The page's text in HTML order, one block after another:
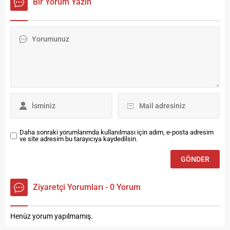
Uzmanı Prof. Dr. Bilgi Baca
Çakmakçı, sanatçının tedavi
yönelik eleştirileri gündeme
Bir Yorum Yazın
Daha sonraki yorumlarımda kullanılması için adım, e-posta adresim
ve site adresim bu tarayıcıya kaydedilsin.
Ziyaretçi Yorumları - 0 Yorum
Henüz yorum yapılmamış.